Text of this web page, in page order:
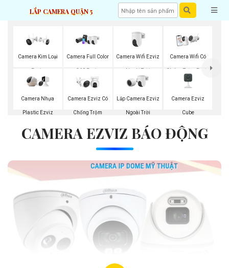
LẮP CAMERA QUẬN 5
Camera Kim Loại
Ezviz
Camera Full Color
360 Ezviz
Camera Wifi Ezviz
Ngoài Trời
Camera Wifi Có
Chống Trộm Ezviz
Camera Nhựa
Plastic Ezviz
Camera Ezviz Có
Chống Trộm
Lắp Camera Ezviz
Ngoài Trời
Camera Ezviz
Cube
CAMERA EZVIZ BÁO ĐỘNG